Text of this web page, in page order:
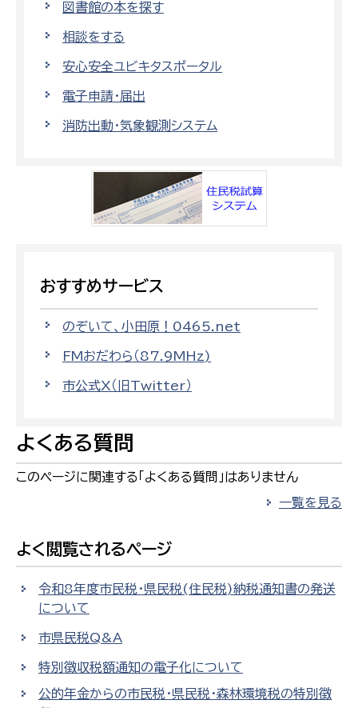
図書館の本を探す
相談をする
安心安全ユビキタスポータル
電子申請・届出
消防出動・気象観測システム
おすすめサービス
のぞいて、小田原！0465.net
FMおだわら（87.9MHz)
市公式X（旧Twitter）
よくある質問
このページに関連する「よくある質問」はありません
一覧を見る
よく閲覧されるページ
令和8年度市民税・県民税(住民税)納税通知書の発送
について
市県民税Q&A
特別徴収税額通知の電子化について
公的年金からの市民税・県民税・森林環境税の特別徴